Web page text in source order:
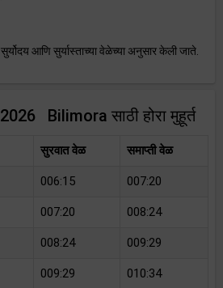
सुर्योदय आणि सुर्यास्ताच्या वेळेच्या अनुसार केली जाते.
Bilimora साठी होरा मुहूर्त
सुरवात वेळ समाप्ती वेळ
006:15 007:20
007:20 008:24
008:24 009:29
009:29 010:34